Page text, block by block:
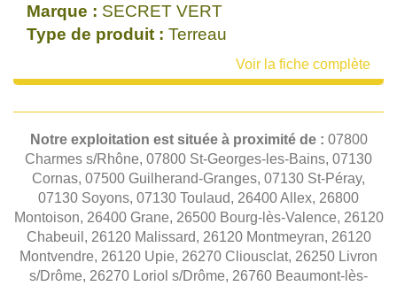
Marque : SECRET VERT
Type de produit : Terreau
Voir la fiche complète
Notre exploitation est située à proximité de : 07800
Charmes s/Rhône, 07800 St-Georges-les-Bains, 07130
Cornas, 07500 Guilherand-Granges, 07130 St-Péray,
07130 Soyons, 07130 Toulaud, 26400 Allex, 26800
Montoison, 26400 Grane, 26500 Bourg-lès-Valence, 26120
Chabeuil, 26120 Malissard, 26120 Montmeyran, 26120
Montvendre, 26120 Upie, 26270 Cliousclat, 26250 Livron
s/Drôme, 26270 Loriol s/Drôme, 26760 Beaumont-lès-